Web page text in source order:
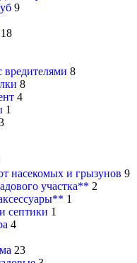
9
18
вредителями 8
8
4
1
насекомых и грызунов 9
участка** 2
1
септики 1
4
23